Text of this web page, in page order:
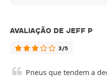
AVALIAÇÃO DE JEFF P
3/5
Pneus que tendem a